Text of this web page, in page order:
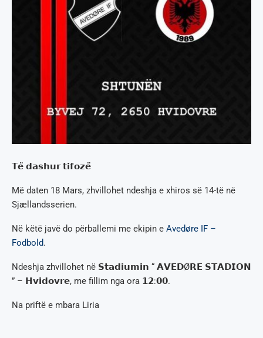
𝗧𝗲̈ 𝗱𝗮𝘀𝗵𝘂𝗿 𝘁𝗶𝗳𝗼𝘇𝗲̈
Më daten 18 Mars, zhvillohet ndeshja e xhiros së 14-të në
Sjællandsserien.
Në këtë javë do përballemi me ekipin e Avedøre IF –
Fodbold.
Ndeshja zhvillohet në 𝗦𝘁𝗮𝗱𝗶𝘂𝗺𝗶𝗻 “ 𝗔𝗩𝗘𝗗Ø𝗥𝗘 𝗦𝗧𝗔𝗗𝗜𝗢𝗡
” – 𝗛𝘃𝗶𝗱𝗼𝘃𝗿𝗲, me fillim nga ora 𝟭𝟮:𝟬𝟬.
Na priftë e mbara Liria